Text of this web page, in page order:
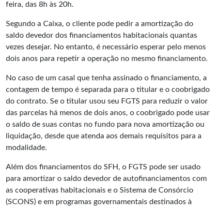
feira, das 8h às 20h.
Segundo a Caixa, o cliente pode pedir a amortização do
saldo devedor dos financiamentos habitacionais quantas
vezes desejar. No entanto, é necessário esperar pelo menos
dois anos para repetir a operação no mesmo financiamento.
No caso de um casal que tenha assinado o financiamento, a
contagem de tempo é separada para o titular e o coobrigado
do contrato. Se o titular usou seu FGTS para reduzir o valor
das parcelas há menos de dois anos, o coobrigado pode usar
o saldo de suas contas no fundo para nova amortização ou
liquidação, desde que atenda aos demais requisitos para a
modalidade.
Além dos financiamentos do SFH, o FGTS pode ser usado
para amortizar o saldo devedor de autofinanciamentos com
as cooperativas habitacionais e o Sistema de Consórcio
(SCONS) e em programas governamentais destinados à